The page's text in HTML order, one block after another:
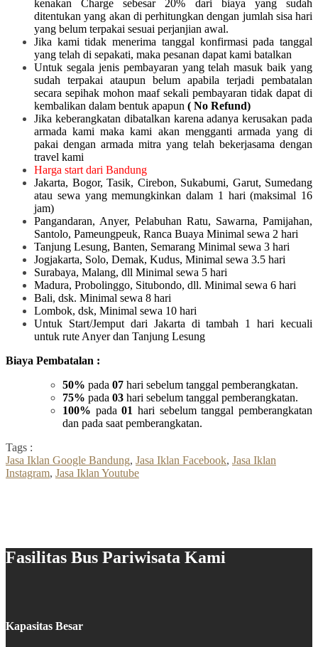
kenakan Charge sebesar 20% dari biaya yang sudah
ditentukan yang akan di perhitungkan dengan jumlah sisa hari
yang belum terpakai sesuai perjanjian awal.
Jika kami tidak menerima tanggal konfirmasi pada tanggal
yang telah di sepakati, maka pesanan dapat kami batalkan
Untuk segala jenis pembayaran yang telah masuk baik yang
sudah terpakai ataupun belum apabila terjadi pembatalan
secara sepihak mohon maaf sekali pembayaran tidak dapat di
kembalikan dalam bentuk apapun ( No Refund)
Jika keberangkatan dibatalkan karena adanya kerusakan pada
armada kami maka kami akan mengganti armada yang di
pakai dengan armada mitra yang telah bekerjasama dengan
travel kami
Harga start dari Bandung
Jakarta, Bogor, Tasik, Cirebon, Sukabumi, Garut, Sumedang
atau sewa yang memungkinkan dalam 1 hari (maksimal 16
jam)
Pangandaran, Anyer, Pelabuhan Ratu, Sawarna, Pamijahan,
Santolo, Pameungpeuk, Ranca Buaya Minimal sewa 2 hari
Tanjung Lesung, Banten, Semarang Minimal sewa 3 hari
Jogjakarta, Solo, Demak, Kudus, Minimal sewa 3.5 hari
Surabaya, Malang, dll Minimal sewa 5 hari
Madura, Probolinggo, Situbondo, dll. Minimal sewa 6 hari
Bali, dsk. Minimal sewa 8 hari
Lombok, dsk, Minimal sewa 10 hari
Untuk Start/Jemput dari Jakarta di tambah 1 hari kecuali
untuk rute Anyer dan Tanjung Lesung
Biaya Pembatalan :
50% pada 07 hari sebelum tanggal pemberangkatan.
75% pada 03 hari sebelum tanggal pemberangkatan.
100% pada01 hari sebelum tanggal pemberangkatan
dan pada saat pemberangkatan.
Tags :
Jasa Iklan Google Bandung, Jasa Iklan Facebook, Jasa Iklan
Instagram, Jasa Iklan Youtube
Fasilitas Bus Pariwisata Kami
Kapasitas Besar